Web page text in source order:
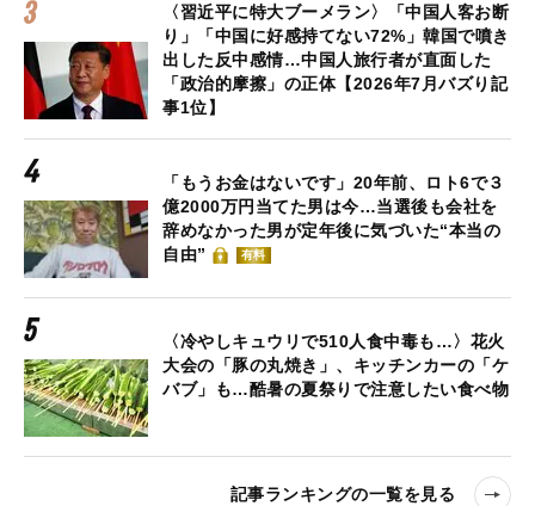
〈習近平に特大ブーメラン〉「中国人客お断
り」「中国に好感持てない72%」韓国で噴き
出した反中感情…中国人旅行者が直面した
「政治的摩擦」の正体【2026年7月バズり記
事1位】
「もうお金はないです」20年前、ロト6で３
億2000万円当てた男は今…当選後も会社を
辞めなかった男が定年後に気づいた“本当の
自由”
有料
〈冷やしキュウリで510人食中毒も…〉花火
大会の「豚の丸焼き」、キッチンカーの「ケ
バブ」も…酷暑の夏祭りで注意したい食べ物
記事ランキングの一覧を見る